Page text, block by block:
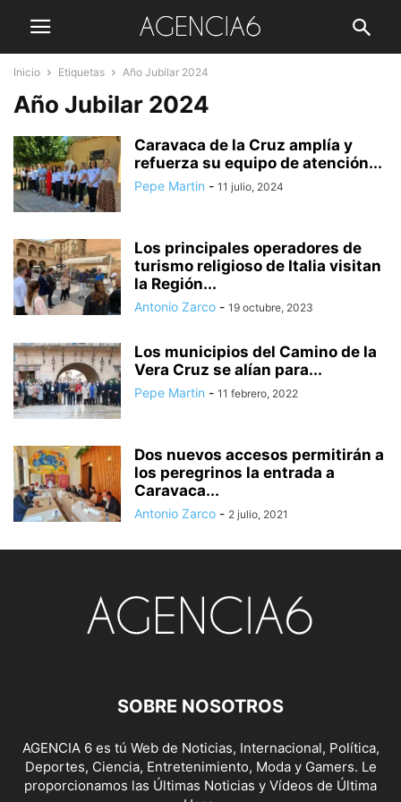
Inicio Etiquetas Año Jubilar 2024
Año Jubilar 2024
Caravaca de la Cruz amplía y
refuerza su equipo de atención...
Pepe Martin - 11 julio, 2024
Los principales operadores de
turismo religioso de Italia visitan
la Región...
Antonio Zarco - 19 octubre, 2023
Los municipios del Camino de la
Vera Cruz se alían para...
Pepe Martin - 11 febrero, 2022
Dos nuevos accesos permitirán a
los peregrinos la entrada a
Caravaca...
Antonio Zarco - 2 julio, 2021
SOBRE NOSOTROS
AGENCIA 6 es tú Web de Noticias, Internacional, Política,
Deportes, Ciencia, Entretenimiento, Moda y Gamers. Le
proporcionamos las Últimas Noticias y Vídeos de Última